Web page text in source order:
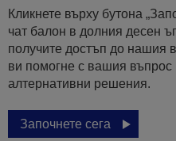
Кликнете върху бутона
чат балон в долния десен
получите достъп до нашия
ви помогне с вашия
алтернативни решения.
Започнете сега